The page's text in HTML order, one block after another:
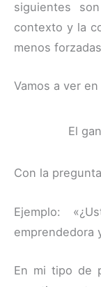
siguientes
contexto y la
menos
Vamos a ver
El
Con la pregunta
Ejemplo:
emprendedora
En mi tipo de